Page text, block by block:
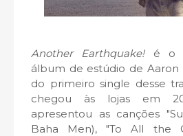
Another Earthquake! é o
álbum de estúdio de
do primeiro single desse
chegou às lojas em
apresentou as canções
Baha Men), "To All the